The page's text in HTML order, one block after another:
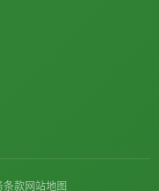
条款网站地图